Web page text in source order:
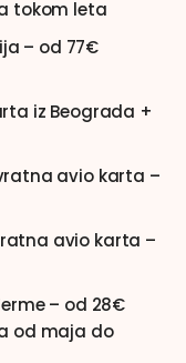
tokom leta
– od 77€
iz Beograda +
avio karta –
avio karta –
– od 28€
od maja do